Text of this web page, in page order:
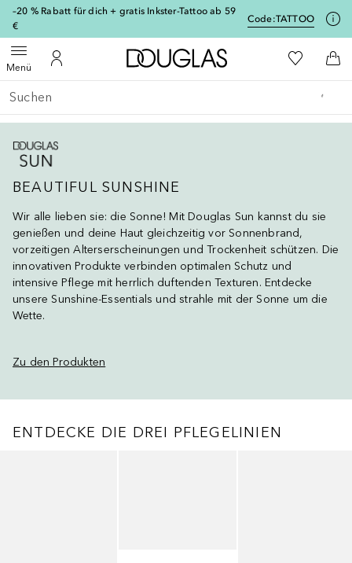
–20 % Rabatt für dich + gratis Inkster-Tattoo ab 59
€
Code:TATTOO
MenüMenü öffnenZu Meinem Kundenkonto
Zur Douglas Startseite
Zu Meiner
Gehe zurück
Suche ausführen
BEAUTIFUL SUNSHINE
Wir alle lieben sie: die Sonne! Mit Douglas Sun kannst du sie
genießen und deine Haut gleichzeitig vor Sonnenbrand,
vorzeitigen Alterserscheinungen und Trockenheit schützen. Die
innovativen Produkte verbinden optimalen Schutz und
intensive Pflege mit herrlich duftenden Texturen. Entdecke
unsere Sunshine-Essentials und strahle mit der Sonne um die
Wette.
Zu den Produkten
ENTDECKE DIE DREI PFLEGELINIEN
[navigation.slideout.screenreader]